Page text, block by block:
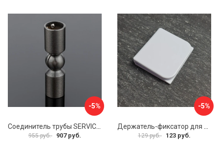
-5%
955 руб. 907 руб.
-5%
129 руб. 123 руб.